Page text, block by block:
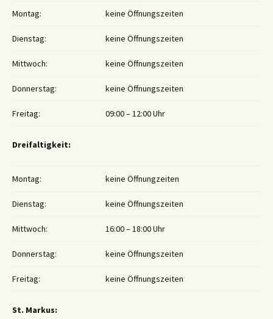
Montag: keine Öffnungszeiten
Dienstag: keine Öffnungszeiten
Mittwoch: keine Öffnungszeiten
Donnerstag: keine Öffnungszeiten
Freitag: 09:00 – 12:00 Uhr
Dreifaltigkeit:
Montag: keine Öffnungzeiten
Dienstag: keine Öffnungszeiten
Mittwoch: 16:00 – 18:00 Uhr
Donnerstag: keine Öffnungszeiten
Freitag: keine Öffnungszeiten
St. Markus: